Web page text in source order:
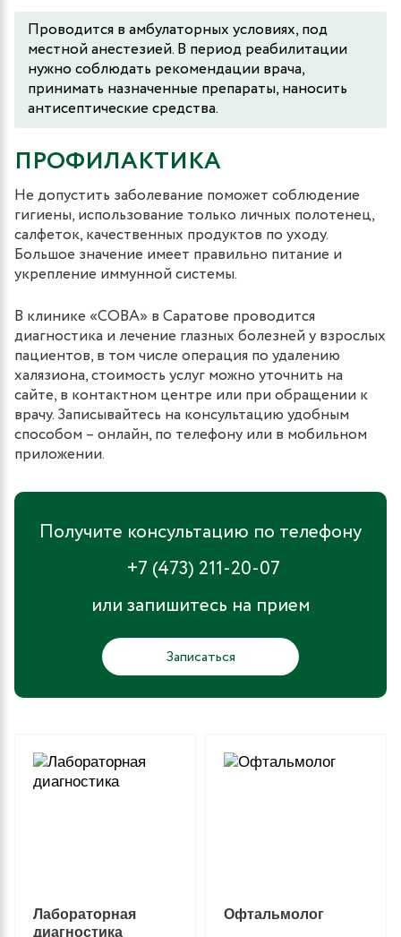
Проводится в амбулаторных условиях, под
местной анестезией. В период реабилитации
нужно соблюдать рекомендации врача,
принимать назначенные препараты, наносить
антисептические средства.
ПРОФИЛАКТИКА
Не допустить заболевание поможет соблюдение
гигиены, использование только личных полотенец,
салфеток, качественных продуктов по уходу.
Большое значение имеет правильно питание и
укрепление иммунной системы.
В клинике «СОВА» в Саратове проводится
диагностика и лечение глазных болезней у взрослых
пациентов, в том числе операция по удалению
халязиона, стоимость услуг можно уточнить на
сайте, в контактном центре или при обращении к
врачу. Записывайтесь на консультацию удобным
способом – онлайн, по телефону или в мобильном
приложении.
Получите консультацию по телефону
+7 (473) 211-20-07
или запишитесь на прием
Записаться
Лабораторная
диагностика
Офтальмолог